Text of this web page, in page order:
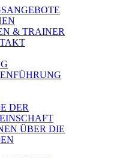
& TRAINER
DER
ÜBER DIE